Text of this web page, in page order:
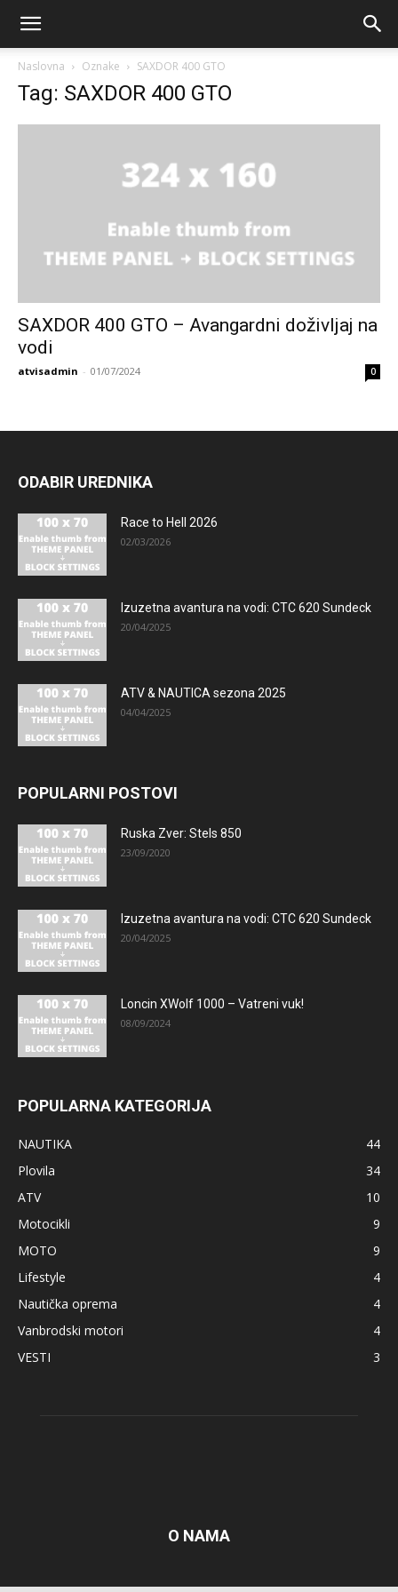
Naslovna Oznake SAXDOR 400 GTO
Tag: SAXDOR 400 GTO
SAXDOR 400 GTO – Avangardni doživljaj na
vodi
atvisadmin - 01/07/2024 0
ODABIR UREDNIKA
Race to Hell 2026
02/03/2026
Izuzetna avantura na vodi: CTC 620 Sundeck
20/04/2025
ATV & NAUTICA sezona 2025
04/04/2025
POPULARNI POSTOVI
Ruska Zver: Stels 850
23/09/2020
Izuzetna avantura na vodi: CTC 620 Sundeck
20/04/2025
Loncin XWolf 1000 – Vatreni vuk!
08/09/2024
POPULARNA KATEGORIJA
NAUTIKA
44
Plovila
34
ATV
10
Motocikli
9
MOTO
9
Lifestyle
4
Nautička oprema
4
Vanbrodski motori
4
VESTI
3
O NAMA